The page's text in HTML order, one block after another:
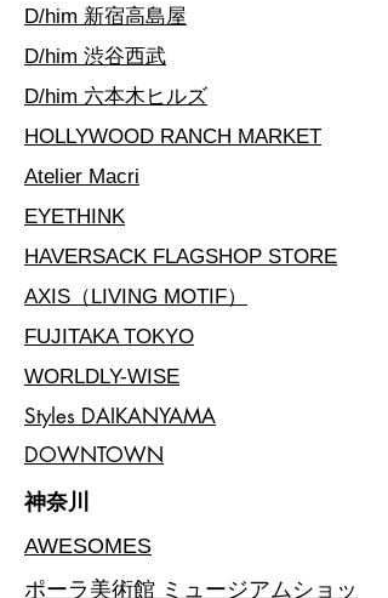
D/him 新宿高島屋
D/him 渋谷西武
D/him 六本木ヒルズ
​HOLLYWOOD RANCH MARKET
Atelier Macri
EYETHINK
HAVERSACK FLAGSHOP STORE
AXIS（LIVING MOTIF）
FUJITAKA TOKYO
WORLDLY-WISE
​Styles DAIKANYAMA​
DOWNTOWN
神奈川
​AWESOMES
​ポーラ美術館 ミュージアムショッ